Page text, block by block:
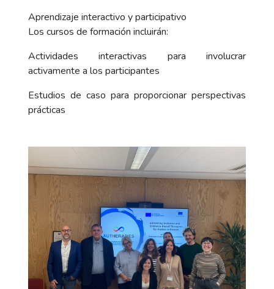
Aprendizaje interactivo y participativo
Los cursos de formación incluirán:
Actividades interactivas para involucrar
activamente a los participantes
Estudios de caso para proporcionar perspectivas
prácticas